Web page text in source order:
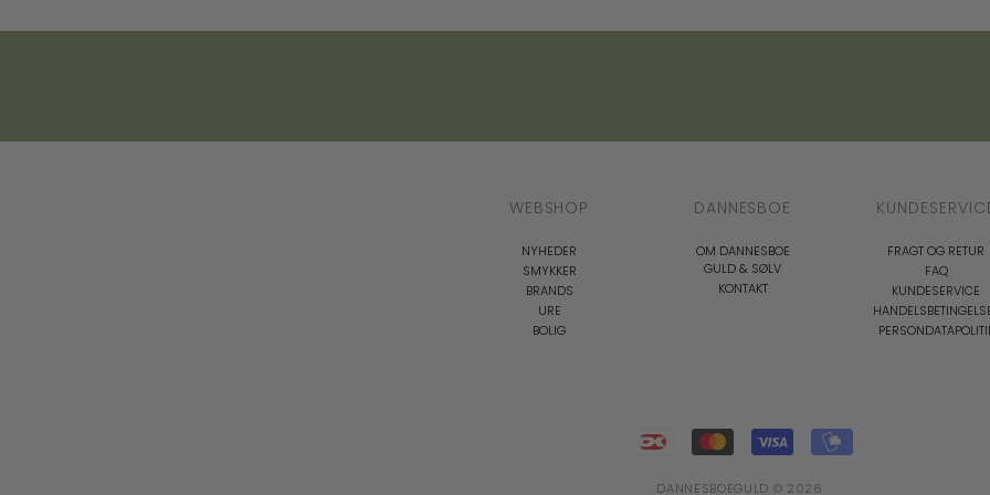
WEBSHOP
NYHEDER
SMYKKER
BRANDS
URE
BOLIG
DANNESBOE
OM DANNESBOE
GULD & SØLV
KONTAKT
FRAGT OG RETUR
FAQ
KUNDESERVICE
DANNESBOEGULD © 2026